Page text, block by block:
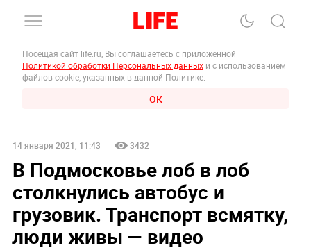
Посещая сайт life.ru, Вы соглашаетесь с приложенной
Политикой обработки Персональных данных и с использованием
файлов cookie, указанных в данной Политике.
ОК
14 января 2021, 11:43 3432
В Подмосковье лоб в лоб
столкнулись автобус и
грузовик. Транспорт всмятку,
люди живы — видео